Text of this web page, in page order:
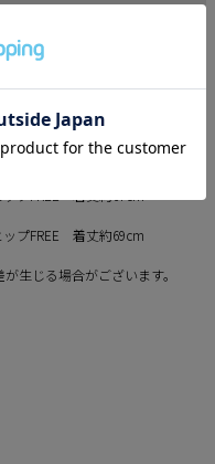
プFREE 着丈約63cm
プFREE 着丈約65cm
プFREE 着丈約69cm
生じる場合がございます。